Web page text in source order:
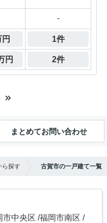
-
1件
円 2件
まとめてお問い合わせ
ら探す 古賀市の一戸建て一覧
市中央区 福岡市南区